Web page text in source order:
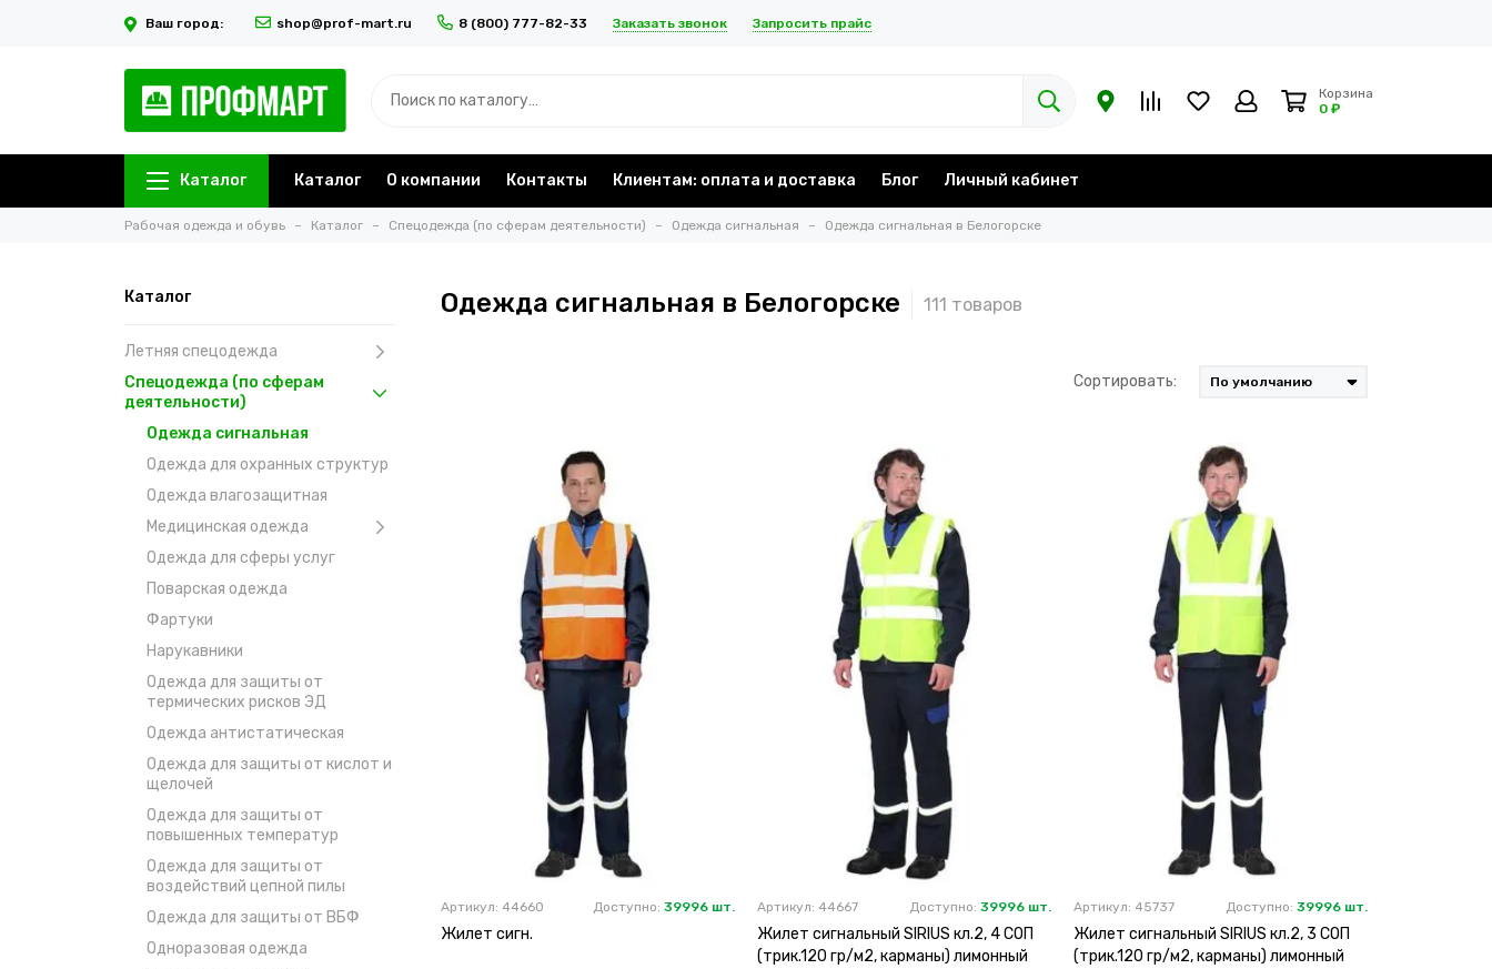
Ваш город: shop@prof-mart.ru 8 (800) 777-82-33 Заказать звонок Запросить прайс
Корзина
0 ₽
Каталог Каталог О компании Контакты Клиентам: оплата и доставка Блог Личный кабинет
Рабочая одежда и обувь Каталог Спецодежда (по сферам деятельности) Одежда сигнальная Одежда сигнальная в Белогорске
Каталог
Летняя спецодежда
Спецодежда (по сферам
деятельности)
Одежда сигнальная
Одежда для охранных структур
Одежда влагозащитная
Медицинская одежда
Одежда для сферы услуг
Поварская одежда
Фартуки
Нарукавники
Одежда для защиты от
термических рисков ЭД
Одежда антистатическая
Одежда для защиты от кислот и
щелочей
Одежда для защиты от
повышенных температур
Одежда для защиты от
воздействий цепной пилы
Одежда для защиты от ВБФ
Одноразовая одежда
Одежда сигнальная в Белогорске
Сортировать:
Артикул: 44660 Доступно: 39996 шт.
Жилет сигн.
Артикул: 44667 Доступно: 39996 шт.
Жилет сигнальный SIRIUS кл.2, 4 СОП
(трик.120 гр/м2, карманы) лимонный
Артикул: 45737 Доступно: 39996 шт.
Жилет сигнальный SIRIUS кл.2, 3 СОП
(трик.120 гр/м2, карманы) лимонный